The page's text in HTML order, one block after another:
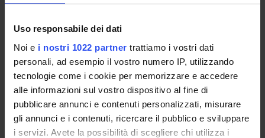
Uso responsabile dei dati
Noi e i nostri 1022 partner trattiamo i vostri dati
personali, ad esempio il vostro numero IP, utilizzando
tecnologie come i cookie per memorizzare e accedere
alle informazioni sul vostro dispositivo al fine di
pubblicare annunci e contenuti personalizzati, misurare
gli annunci e i contenuti, ricercare il pubblico e sviluppare
i servizi. Avete la possibilità di scegliere chi utilizza i
Funds:assigned and managed by the department
PROJECT PARTICIPANTS
Manuela Malatesta
Associate Professor